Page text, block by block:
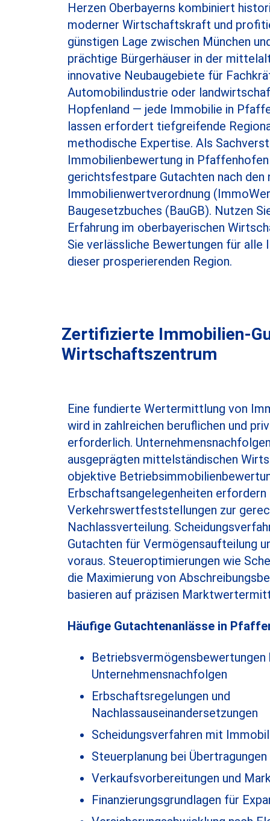
Herzen Oberbayerns kombiniert
moderner Wirtschaftskraft und
günstigen Lage zwischen München
prächtige Bürgerhäuser in der
innovative Neubaugebiete für
Automobilindustrie oder
Hopfenland — jede Immobilie in
lassen erfordert tiefgreifende
methodische Expertise. Als
Immobilienbewertung in
gerichtsfestpare Gutachten nach den
Immobilienwertverordnung
Baugesetzbuches (BauGB). Nutzen
Erfahrung im oberbayerischen
Sie verlässliche Bewertungen für alle
dieser prosperierenden Region.
Zertifizierte Immobilien-
Wirtschaftszentrum
Eine fundierte Wertermittlung von
wird in zahlreichen beruflichen und
erforderlich.
ausgeprägten mittelständischen
objektive
Erbschaftsangelegenheiten erfordern
Verkehrswertfeststellungen zur
Nachlassverteilung.
Gutachten für Vermögensaufteilung
voraus. Steueroptimierungen wie
die Maximierung von
basieren auf präzisen
Häufige Gutachtenanlässe in
Betriebsvermögensbewertungen
Unternehmensnachfolgen
Erbschaftsregelungen und
Nachlassauseinandersetzungen
Scheidungsverfahren mit
Steuerplanung bei
Verkaufsvorbereitungen und
Finanzierungsgrundlagen für